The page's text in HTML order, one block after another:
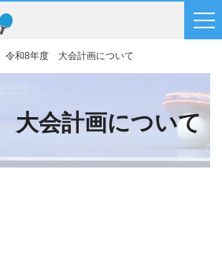
令和8年度 大会計画について
会計画について